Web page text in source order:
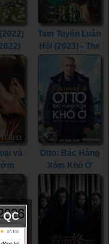
Tam Tuyến Luân
Hồi (2023) - The
River (2023)
và
Otto: Bác Hàng
Xóm Khó Ở
Called Otto
(2022)
QC